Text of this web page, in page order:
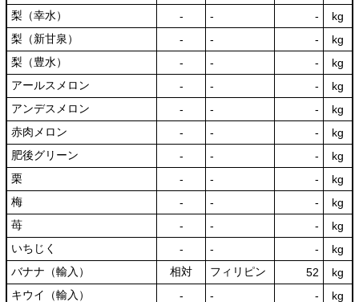
梨（幸水）
‐ ‐ ‐
kg
梨（新甘泉）
‐ ‐ ‐
kg
梨（豊水）
‐ ‐ ‐
kg
アールスメロン
‐ ‐ ‐
kg
アンデスメロン
‐ ‐ ‐
kg
赤肉メロン
‐ ‐ ‐
kg
肥後グリーン
‐ ‐ ‐
kg
栗
‐ ‐ ‐
kg
梅
‐ ‐ ‐
kg
苺
‐ ‐ ‐
kg
いちじく
‐ ‐ ‐
kg
バナナ（輸入）
相対 フィリピン 52
kg
キウイ（輸入）
‐ ‐ ‐ kg